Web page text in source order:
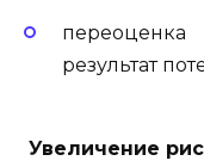
результат
Увеличение